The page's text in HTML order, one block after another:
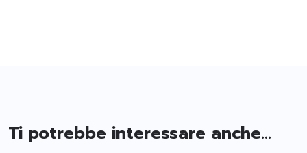
Ti potrebbe interessare anche...